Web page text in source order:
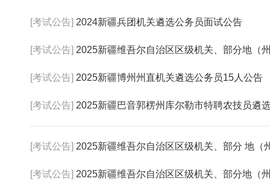
[考试公告] 2024新疆兵团机关遴选公务员面试公告
[考试公告] 2025新疆维吾尔自治区区级机关、部分地（州、市
[考试公告] 2025新疆博州州直机关遴选公务员15人公告
[考试公告] 2025新疆巴音郭楞州库尔勒市特聘农技员遴
[考试公告] 2025新疆维吾尔自治区区级机关、部分 地（州
[考试公告] 2025新疆维吾尔自治区区级机关、部分地（州、市